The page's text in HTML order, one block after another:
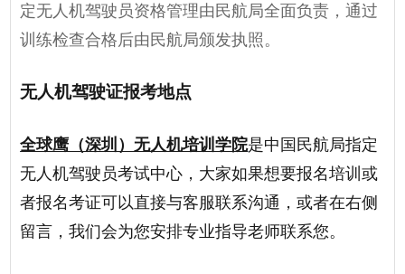
定无人机驾驶员资格管理由民航局全面负责，通过
训练检查合格后由民航局颁发执照。
无人机驾驶证报考地点
全球鹰（深圳）无人机培训学院是中国民航局指定
无人机驾驶员考试中心，大家如果想要报名培训或
者报名考证可以直接与客服联系沟通，或者在右侧
留言，我们会为您安排专业指导老师联系您。